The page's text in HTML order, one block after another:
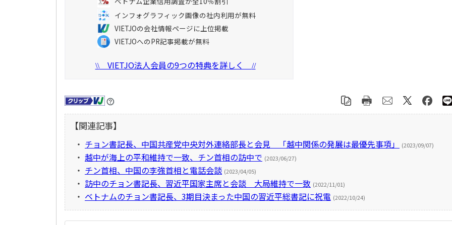
インフォグラフィック画像の社内利用が無料
VIETJOの会社情報ページに上位掲載
VIETJOへのPR記事掲載が無料
\\VIETJO法人会員の9つの特典を詳しく //
【関連記事】
・ チョン書記長、中国共産党中央対外連絡部長と会見 「越中関係の発展は最優先事項」 (2023/09/07)
・ 越中が海上の平和維持で一致、チン首相の訪中で (2023/06/27)
・ チン首相、中国の李強首相と電話会談 (2023/04/05)
・ 訪中のチョン書記長、習近平国家主席と会談 大局維持で一致 (2022/11/01)
・ ベトナムのチョン書記長、3期目決まった中国の習近平総書記に祝電 (2022/10/24)